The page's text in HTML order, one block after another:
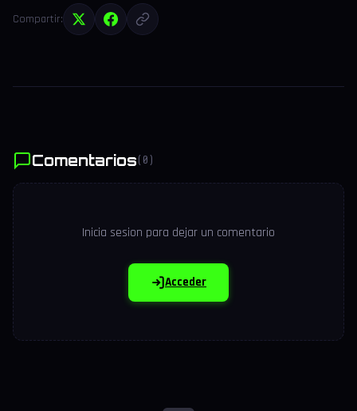
Compartir:
Comentarios (0)
Inicia sesion para dejar un comentario
Acceder